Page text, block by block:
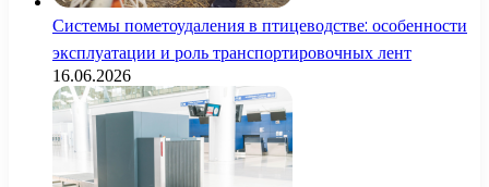
Системы пометоудаления в птицеводстве: особенности
эксплуатации и роль транспортировочных лент
16.06.2026